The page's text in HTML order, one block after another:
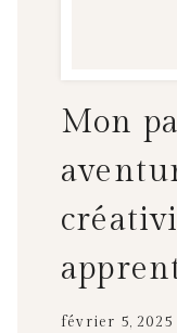
Mon
février 5, 2025